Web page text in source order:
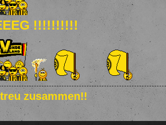
!!!!!!!!!!
zusammen!!